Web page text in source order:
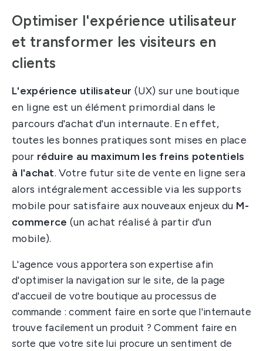
Optimiser l'expérience utilisateur
et transformer les visiteurs en
clients
L'expérience utilisateur (UX) sur une boutique
en ligne est un élément primordial dans le
parcours d'achat d'un internaute. En effet,
toutes les bonnes pratiques sont mises en place
pour réduire au maximum les freins potentiels
à l'achat. Votre futur site de vente en ligne sera
alors intégralement accessible via les supports
mobile pour satisfaire aux nouveaux enjeux du M-
commerce (un achat réalisé à partir d'un
mobile).
L'agence vous apportera son expertise afin
d'optimiser la navigation sur le site, de la page
d'accueil de votre boutique au processus de
commande : comment faire en sorte que l'internaute
trouve facilement un produit ? Comment faire en
sorte que votre site lui procure un sentiment de